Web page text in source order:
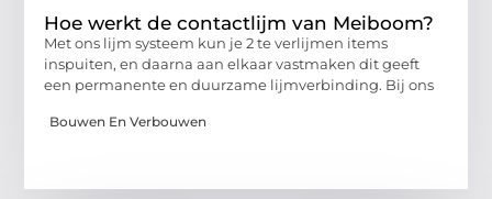
Hoe werkt de contactlijm van Meiboom?
Met ons lijm systeem kun je 2 te verlijmen items
inspuiten, en daarna aan elkaar vastmaken dit geeft
een permanente en duurzame lijmverbinding. Bij ons
Bouwen En Verbouwen